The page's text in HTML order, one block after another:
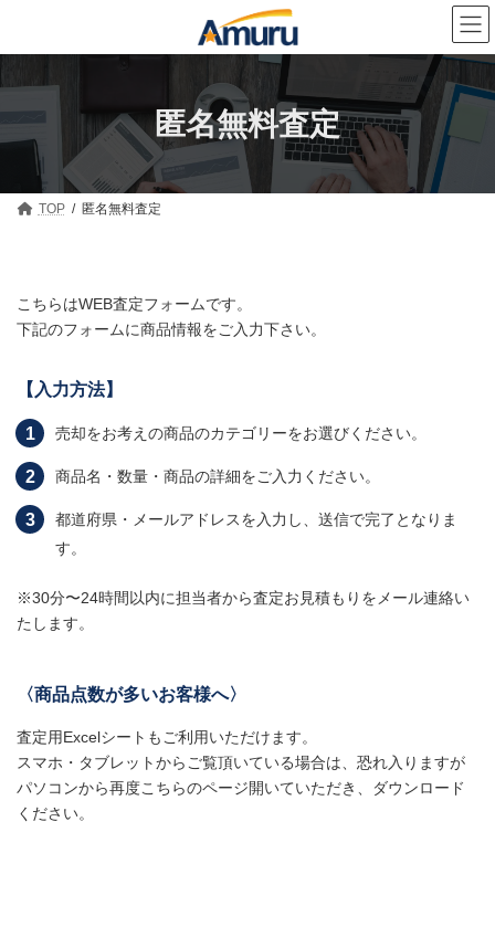
ツ
ス
キ
シ
ン
に
匿名無料査定
TOP 匿名無料査定
こちらはWEB査定フォームです。
下記のフォームに商品情報をご入力下さい。
【入力方法】
売却をお考えの商品のカテゴリーをお選びください。
商品名・数量・商品の詳細をご入力ください。
都道府県・メールアドレスを入力し、送信で完了となりま
す。
※30分〜24時間以内に担当者から査定お見積もりをメール連絡い
たします。
〈商品点数が多いお客様へ〉
査定用Excelシートもご利用いただけます。
スマホ・タブレットからご覧頂いている場合は、恐れ入りますが
パソコンから再度こちらのページ開いていただき、ダウンロード
ください。